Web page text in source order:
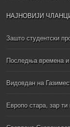
НАЈНОВИЈИ
Зашто студентски
Последња времена и
Видовдан на
Европо стара, зар